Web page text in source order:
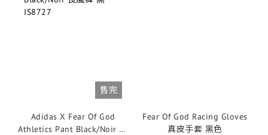
售完
Adidas X Fear Of God
Athletics Pant Black/Noir 長
Fear Of God Racing Gloves
真皮手套 黑色